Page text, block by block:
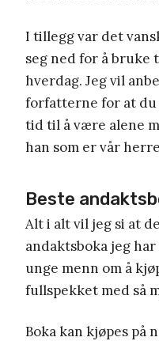
I tillegg var det
seg ned for å bruke
hverdag. Jeg vil
forfatterne for at du
tid til å være alene
han som er vår
Beste
Alt i alt vil jeg si at
andaktsboka jeg
unge menn om å
fullspekket med så
Boka kan kjøpes på